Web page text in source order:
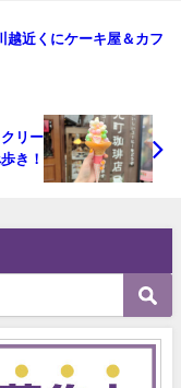
越近くにケーキ屋＆カフ
リー
き！